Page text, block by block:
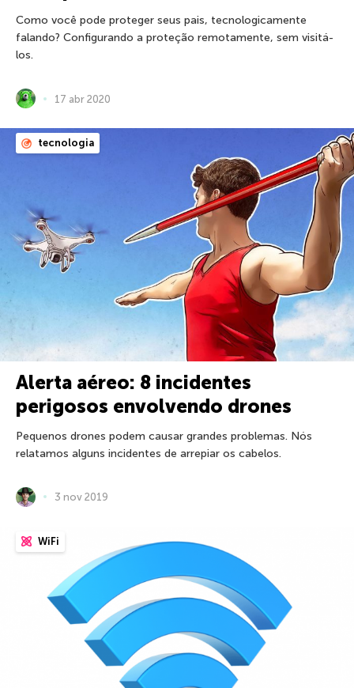
Como você pode proteger seus pais, tecnologicamente
falando? Configurando a proteção remotamente, sem visitá-
los.
17 abr 2020
tecnologia
Alerta aéreo: 8 incidentes
perigosos envolvendo drones
Pequenos drones podem causar grandes problemas. Nós
relatamos alguns incidentes de arrepiar os cabelos.
3 nov 2019
WiFi